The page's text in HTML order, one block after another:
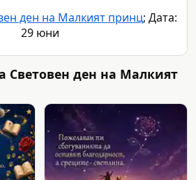
ден на Малкият принц; Дата:
29 юни
Световен ден на Малкият